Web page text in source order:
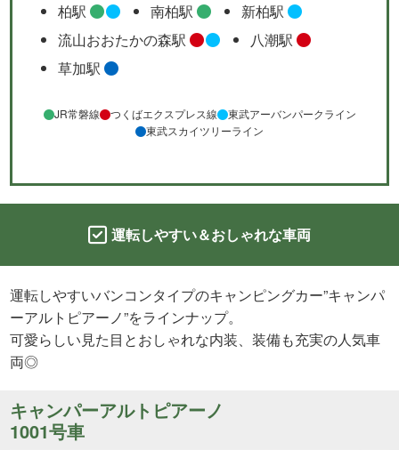
柏駅 南柏駅
新柏駅
流山おおたかの森駅
八潮駅
草加駅
JR常磐線 つくばエクスプレス線
東武アーバンパークライン
東武スカイツリーライン
運転しやすい＆おしゃれな車両
運転しやすいバンコンタイプのキャンピングカー”キャンパ
ーアルトピアーノ”をラインナップ。
可愛らしい見た目とおしゃれな内装、装備も充実の人気車
両◎
キャンパーアルトピアーノ
1001号車